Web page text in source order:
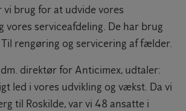
brug for at udvide vores
vores serviceafdeling. De har brug
rengøring og servicering af fælder.
direktør for Anticimex, udtaler:
led i vores udvikling og vækst. Da vi
til Roskilde, var vi 48 ansatte i